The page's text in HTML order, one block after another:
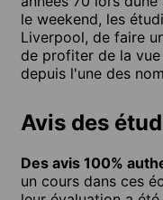
le weekend, les
Liverpool, de faire
de profiter de la
depuis l'une des
Avis des
Des avis 100%
un cours dans ces